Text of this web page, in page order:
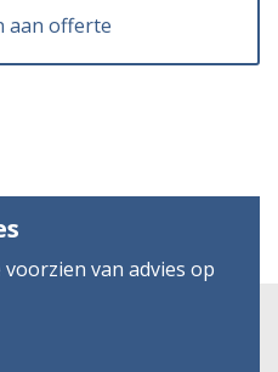
aan offerte
van advies op